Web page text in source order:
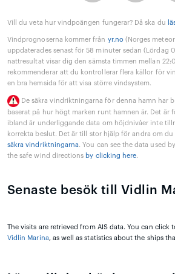
Vill du veta hur vindpoängen fungerar? Då ska du
Vindprognoserna kommer från yr.no (Norges
uppdaterades senast för 58 minuter sedan (Lördag
nattresultat visar dig den sämsta timmen mellan
rekommenderar att du kontrollerar flera källor för
en bra hemsida för att visa större vindsystem.
De säkra vindriktningarna för denna hamn har
baserat på hur högt marken runt hamnen är. Det är
ibland är underliggande data om höjdnivåer inte
korrekta beslut. Det är till stor hjälp för andra om
säkra vindriktningarna. You can see the data used
the safe wind directions by clicking here.
Senaste besök till Vidlin
The visits are retrieved from AIS data. You can click
Vidlin Marina, as well as statistics about the ships